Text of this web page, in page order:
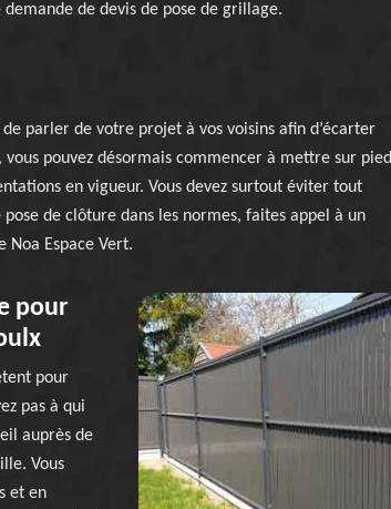
demande de devis de pose de grillage.
parler de votre projet à vos voisins afin d’écarter
pouvez désormais commencer à mettre sur pied
en vigueur. Vous devez surtout éviter tout
de clôture dans les normes, faites appel à un
Noa Espace Vert.
pour
pour
pas à qui
auprès de
Vous
et en